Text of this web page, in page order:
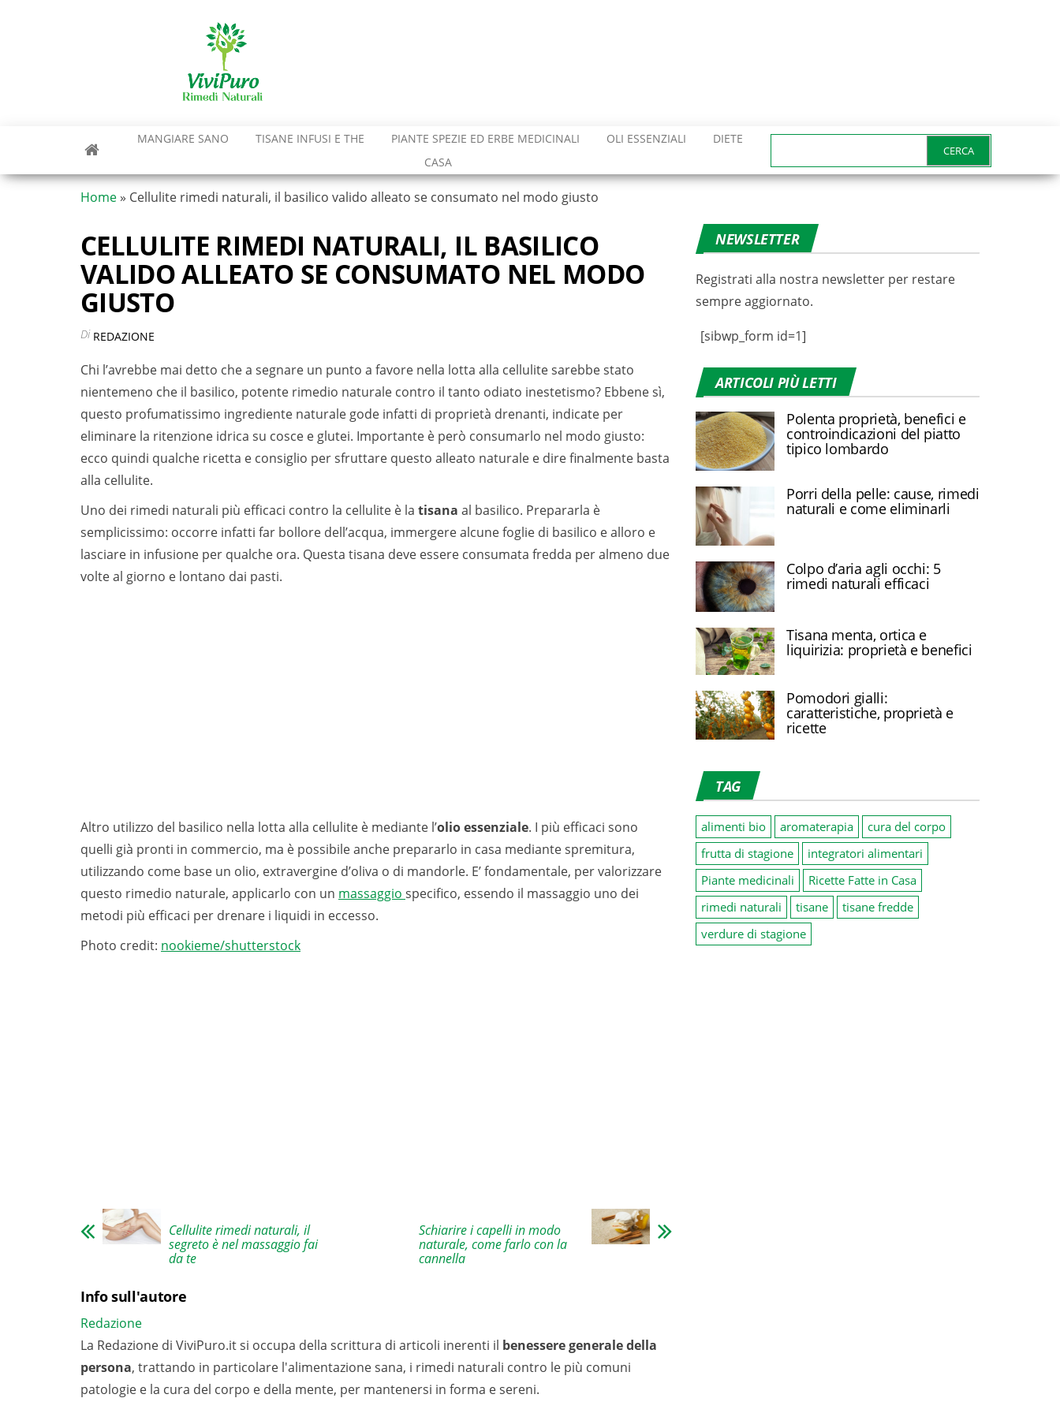
MANGIARE SANO TISANE INFUSI E THE PIANTE SPEZIE ED ERBE MEDICINALI OLI ESSENZIALI
DIETE
CASA
per:
Home » Cellulite rimedi naturali, il basilico valido alleato se consumato nel modo giusto
CELLULITE RIMEDI NATURALI, IL BASILICO
VALIDO ALLEATO SE CONSUMATO NEL MODO
GIUSTO
Di REDAZIONE
Chi l’avrebbe mai detto che a segnare un punto a favore nella lotta alla cellulite sarebbe stato
nientemeno che il basilico, potente rimedio naturale contro il tanto odiato inestetismo? Ebbene sì,
questo profumatissimo ingrediente naturale gode infatti di proprietà drenanti, indicate per
eliminare la ritenzione idrica su cosce e glutei. Importante è però consumarlo nel modo giusto:
ecco quindi qualche ricetta e consiglio per sfruttare questo alleato naturale e dire finalmente basta
alla cellulite.
Uno dei rimedi naturali più efficaci contro la cellulite è la tisana al basilico. Prepararla è
semplicissimo: occorre infatti far bollore dell’acqua, immergere alcune foglie di basilico e alloro e
lasciare in infusione per qualche ora. Questa tisana deve essere consumata fredda per almeno due
volte al giorno e lontano dai pasti.
Altro utilizzo del basilico nella lotta alla cellulite è mediante l’olio essenziale. I più efficaci sono
quelli già pronti in commercio, ma è possibile anche prepararlo in casa mediante spremitura,
utilizzando come base un olio, extravergine d’oliva o di mandorle. E’ fondamentale, per valorizzare
questo rimedio naturale, applicarlo con un massaggio specifico, essendo il massaggio uno dei
metodi più efficaci per drenare i liquidi in eccesso.
Photo credit: nookieme/shutterstock
Cellulite rimedi naturali, il
segreto è nel massaggio fai
da te
Schiarire i capelli in modo
naturale, come farlo con la
cannella
Info sull'autore
Redazione
La Redazione di ViviPuro.it si occupa della scrittura di articoli inerenti il benessere generale della
persona, trattando in particolare l'alimentazione sana, i rimedi naturali contro le più comuni
patologie e la cura del corpo e della mente, per mantenersi in forma e sereni.
NEWSLETTER
Registrati alla nostra newsletter per restare
sempre aggiornato.
[sibwp_form id=1]
ARTICOLI PIÙ LETTI
Polenta proprietà, benefici e
controindicazioni del piatto
tipico lombardo
Porri della pelle: cause, rimedi
naturali e come eliminarli
Colpo d’aria agli occhi: 5
rimedi naturali efficaci
Tisana menta, ortica e
liquirizia: proprietà e benefici
Pomodori gialli:
caratteristiche, proprietà e
ricette
TAG
alimenti bio aromaterapia
cura del corpo
frutta di stagione
integratori alimentari
Piante medicinali
Ricette Fatte in Casa
rimedi naturali
tisane
tisane fredde
verdure di stagione